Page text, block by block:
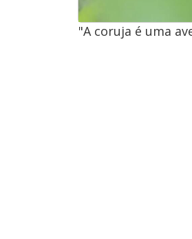
"A coruja é uma